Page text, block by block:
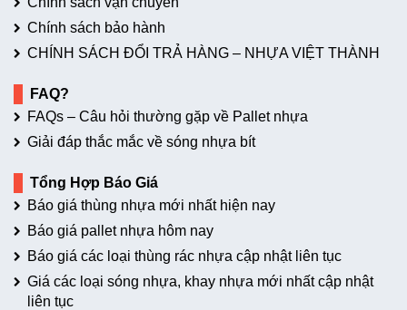
Chính sách bảo hành
CHÍNH SÁCH ĐỔI TRẢ HÀNG – NHỰA VIỆT THÀNH
FAQ?
FAQs – Câu hỏi thường gặp về Pallet nhựa
Giải đáp thắc mắc về sóng nhựa bít
Tổng Hợp Báo Giá
Báo giá thùng nhựa mới nhất hiện nay
Báo giá pallet nhựa hôm nay
Báo giá các loại thùng rác nhựa cập nhật liên tục
Giá các loại sóng nhựa, khay nhựa mới nhất cập nhật
liên tục